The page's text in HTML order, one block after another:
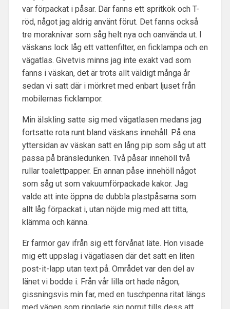
var förpackat i påsar. Där fanns ett spritkök och T-
röd, något jag aldrig använt förut. Det fanns också
tre moraknivar som såg helt nya och oanvända ut. I
väskans lock låg ett vattenfilter, en ficklampa och en
vägatlas. Givetvis minns jag inte exakt vad som
fanns i väskan, det är trots allt väldigt många år
sedan vi satt där i mörkret med enbart ljuset från
mobilernas ficklampor.
Min älskling satte sig med vägatlasen medans jag
fortsatte rota runt bland väskans innehåll. På ena
yttersidan av väskan satt en lång pip som såg ut att
passa på bränsledunken. Två påsar innehöll två
rullar toalettpapper. En annan påse innehöll något
som såg ut som vakuumförpackade kakor. Jag
valde att inte öppna de dubbla plastpåsarna som
allt låg förpackat i, utan nöjde mig med att titta,
klämma och känna.
Er farmor gav ifrån sig ett förvånat läte. Hon visade
mig ett uppslag i vägatlasen där det satt en liten
post-it-lapp utan text på. Området var den del av
länet vi bodde i. Från vår lilla ort hade någon,
gissningsvis min far, med en tuschpenna ritat längs